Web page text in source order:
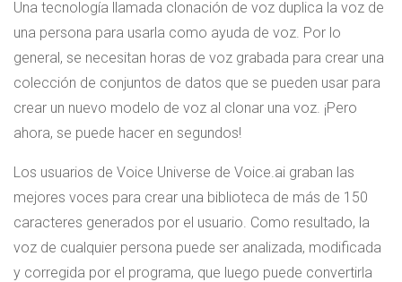
Una tecnología llamada clonación de voz duplica la voz de
una persona para usarla como ayuda de voz. Por lo
general, se necesitan horas de voz grabada para crear una
colección de conjuntos de datos que se pueden usar para
crear un nuevo modelo de voz al clonar una voz. ¡Pero
ahora, se puede hacer en segundos!
Los usuarios de Voice Universe de Voice.ai graban las
mejores voces para crear una biblioteca de más de 150
caracteres generados por el usuario. Como resultado, la
voz de cualquier persona puede ser analizada, modificada
y corregida por el programa, que luego puede convertirla